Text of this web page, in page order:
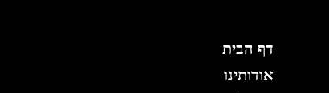
דף הבית
אודותינו